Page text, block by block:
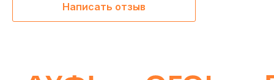
Написать отзыв